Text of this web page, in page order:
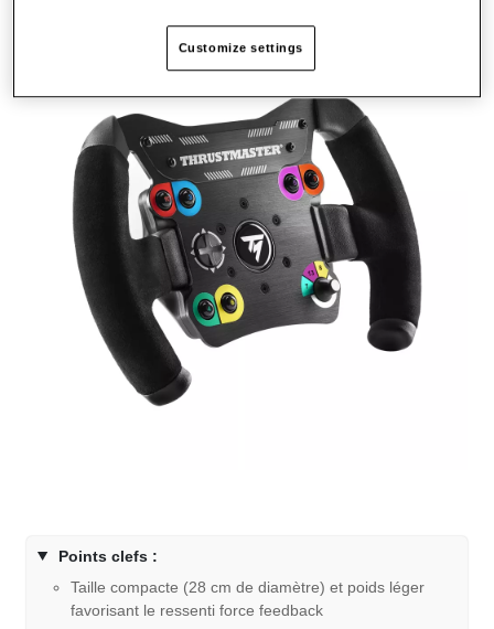
Points clefs :
Taille compacte (28 cm de diamètre) et poids léger
favorisant le ressenti force feedback
Customize settings